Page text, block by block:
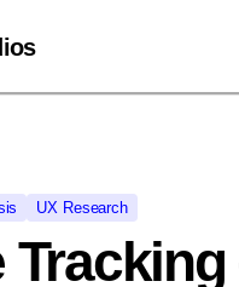
UX Research
Tracking